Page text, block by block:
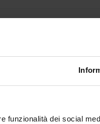
funzionalità dei social